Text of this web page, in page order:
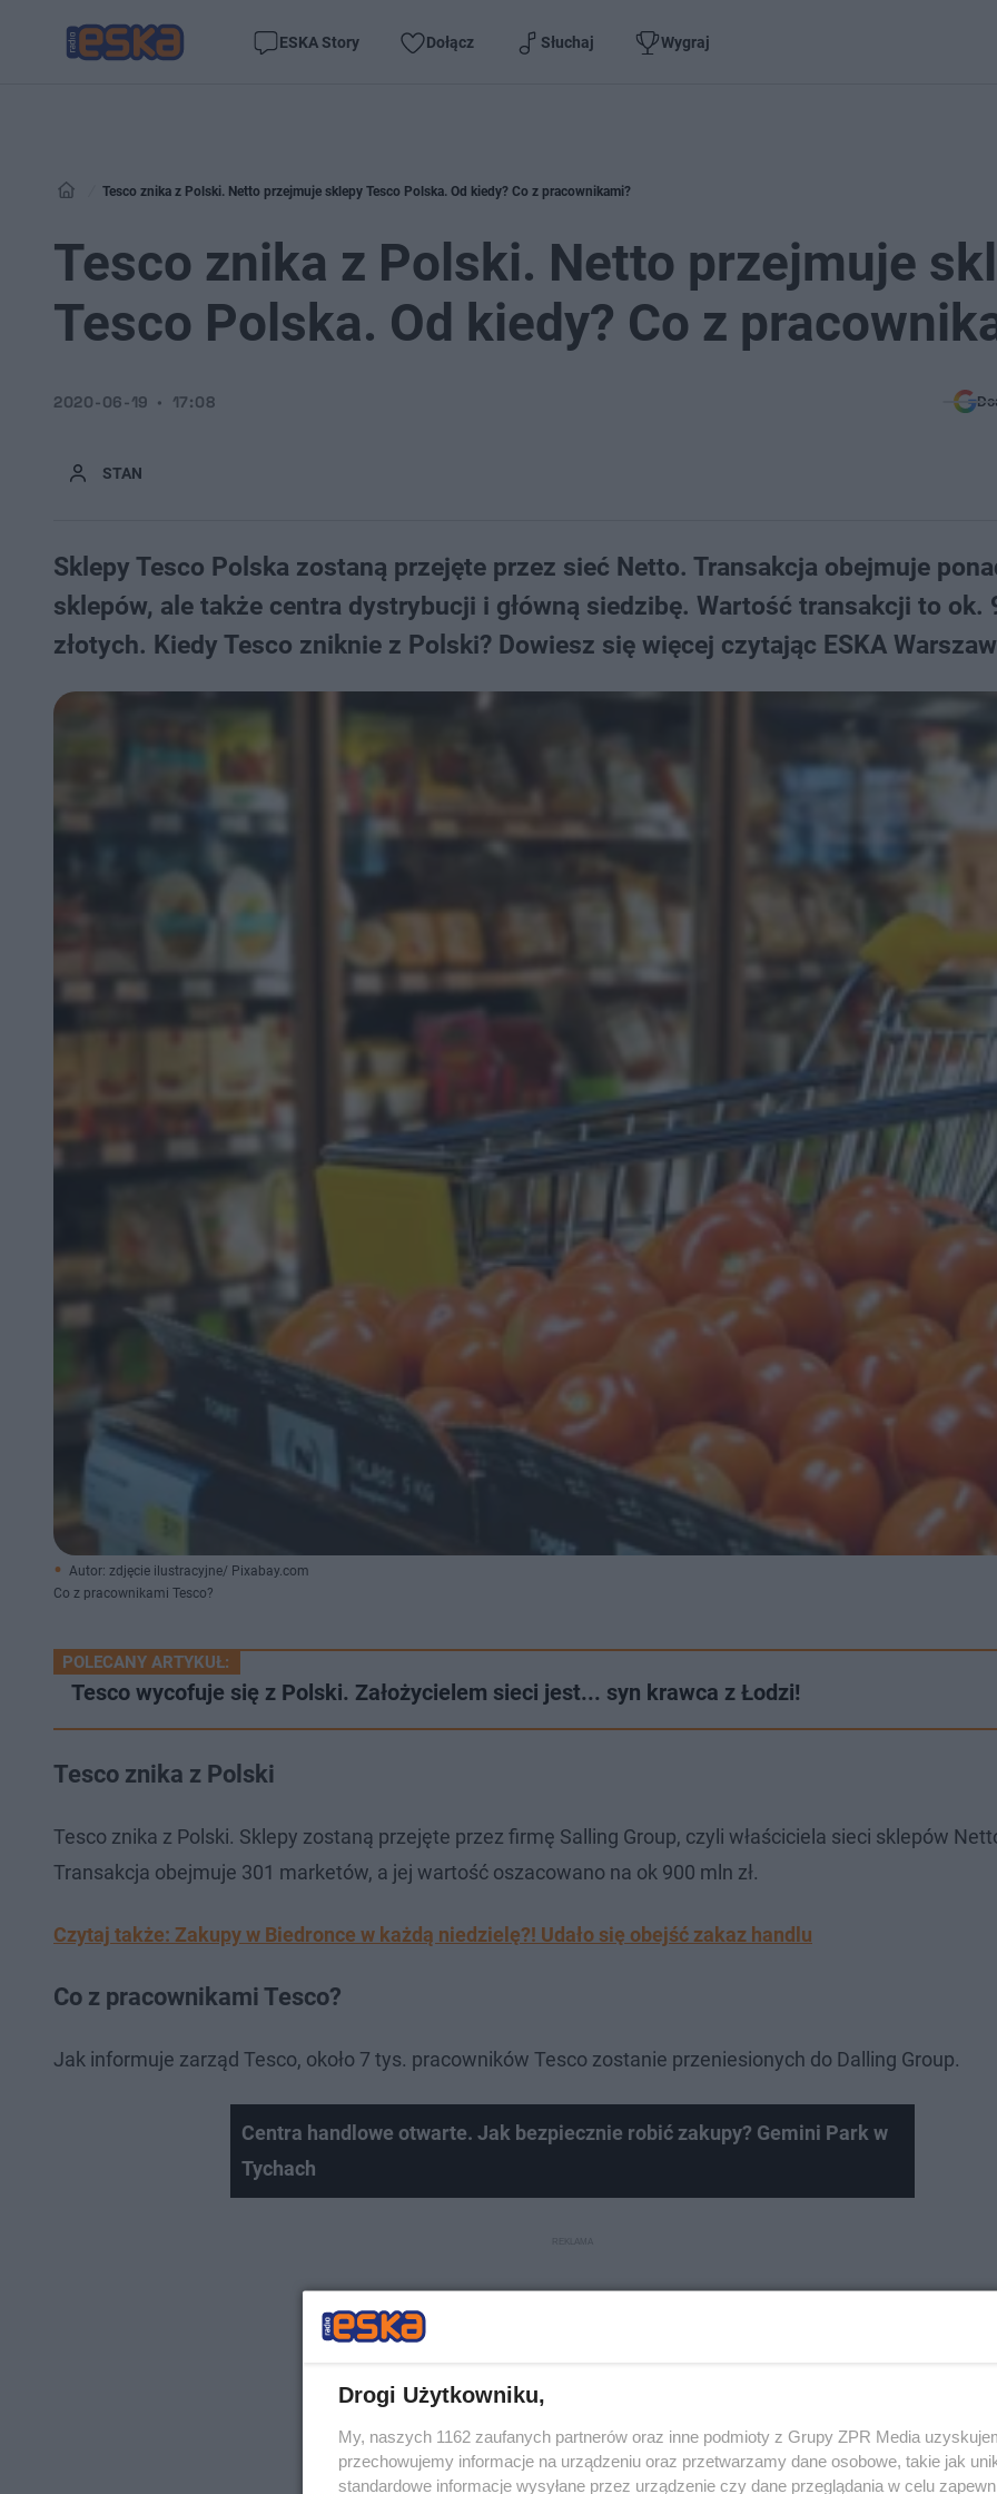
ESKA Story Dołącz Słuchaj Wygraj
Tesco znika z Polski. Netto przejmuje sklepy Tesco Polska. Od kiedy? Co z pracownikami?
Tesco znika z Polski. Netto przejmuje
Tesco Polska. Od kiedy? Co z
STAN
2020-06-19 17:08
Sklepy Tesco Polska zostaną przejęte przez sieć Netto. Transakcja obejmuje
sklepów, ale także centra dystrybucji i główną siedzibę. Wartość transakcji to ok.
złotych. Kiedy Tesco zniknie z Polski? Dowiesz się więcej czytając ESKA
Autor: zdjęcie ilustracyjne/ Pixabay.com
Co z pracownikami Tesco?
POLECANY ARTYKUŁ:
Tesco wycofuje się z Polski. Założycielem sieci jest... syn krawca z Łodzi!
Tesco znika z Polski
Tesco znika z Polski. Sklepy zostaną przejęte przez firmę Salling Group, czyli właściciela sieci sklepów
Transakcja obejmuje 301 marketów, a jej wartość oszacowano na ok 900 mln zł.
Czytaj także: Zakupy w Biedronce w każdą niedzielę?! Udało się obejść zakaz handlu
Co z pracownikami Tesco?
Jak informuje zarząd Tesco, około 7 tys. pracowników Tesco zostanie przeniesionych do Dalling Group.
Centra handlowe otwarte. Jak bezpiecznie robić zakupy? Gemini Park w
Tychach
Drogi Użytkowniku,
My, naszych 1162 zaufanych partnerów oraz inne podmioty z Grupy ZPR Media
przechowujemy informacje na urządzeniu oraz przetwarzamy dane osobowe, takie jak
standardowe informacje wysyłane przez urządzenie czy dane przeglądania w celu